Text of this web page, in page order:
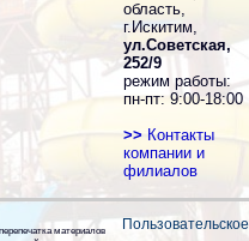
область,
г.Искитим,
ул.Советская,
252/9
режим работы:
пн-пт: 9:00-18:00
>>Контакты
компании и
филиалов
материалов
Пользовательское